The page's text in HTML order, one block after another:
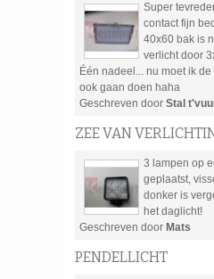
Super
contact fijn
40x60 bak is
verlicht door
Één nadeel... nu moet ik
ook gaan doen haha
Geschreven door Stal
ZEE VAN
3 lampen op
geplaatst,
donker is
het daglicht!
Geschreven door Mats
PENDELLICHT